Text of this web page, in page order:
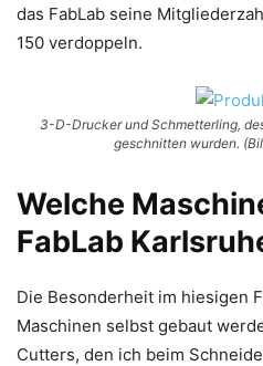
das FabLab seine
150 verdoppeln.
3-D-Drucker und Schmetterling,
geschnitten wurden.
Welche
FabLab
Die Besonderheit im hiesigen
Maschinen selbst gebaut
Cutters, den ich beim